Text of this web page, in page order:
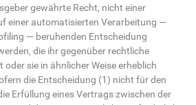
gewährte Recht, nicht einer
einer automatisierten Verarbeitung —
— beruhenden Entscheidung
die ihr gegenüber rechtliche
sie in ähnlicher Weise erheblich
die Entscheidung (1) nicht für den
Erfüllung eines Vertrags zwischen der